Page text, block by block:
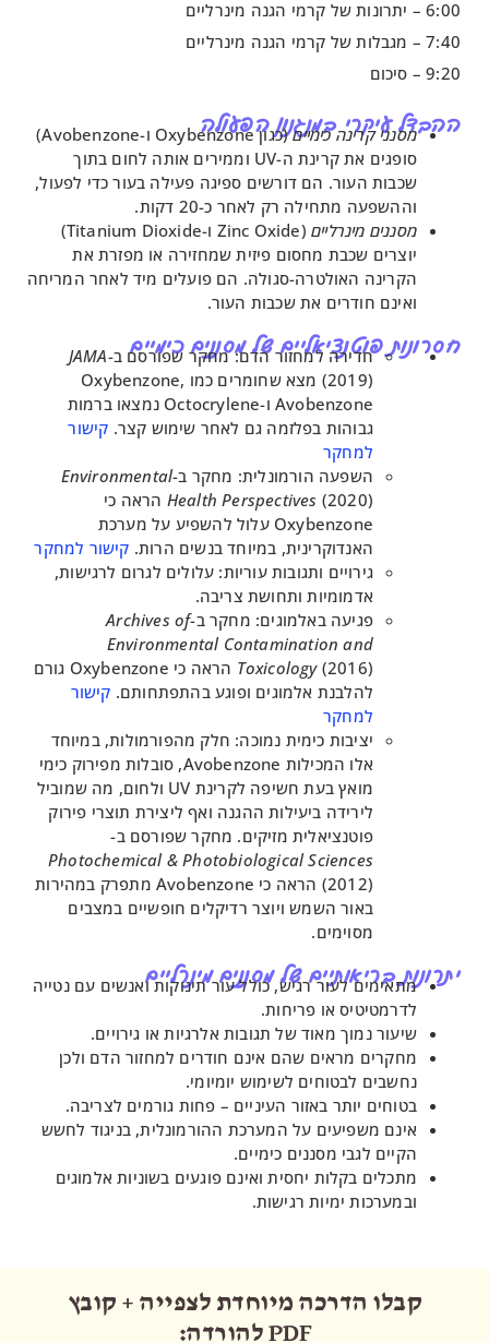
במנגנון הפעולה
קרינה כימיים
(כגון Oxybenzone ו-Avobenzone)
סופגים את קרינת ה-UV וממירים אותה לחום בתוך
העור. הם דורשים ספיגה פעילה בעור כדי לפעול,
מתחילה רק לאחר כ-20 דקות.
מינרליים
(Zinc Oxide ו-Titanium Dioxide)
שכבת מחסום פיזית שמחזירה או מפזרת את
האולטרה-סגולה. הם פועלים מיד לאחר המריחה
חודרים את שכבות העור.
של מסננים כימיים
חדירה למחזור הדם: מחקר שפורסם ב-JAMA
(2019) מצא שחומרים כמו Oxybenzone,
Avobenzone ו-Octocrylene נמצאו ברמות
גבוהות בפלזמה גם לאחר שימוש קצר.קישור
השפעה הורמונלית: מחקר ב-Environmental
Health Perspectives(2020) הראה כי
Oxybenzone עלול להשפיע על מערכת
האנדוקרינית, במיוחד בנשים הרות.קישור למחקר
גירויים ותגובות עוריות: עלולים לגרום לרגישות,
אדמומיות ותחושת צריבה.
פגיעה באלמוגים: מחקר ב-Archives of
Environmental Contamination and
Toxicology
(2016) הראה כי Oxybenzone גורם
להלבנת אלמוגים ופוגע בהתפתחותם. קישור
יציבות כימית נמוכה: חלק מהפורמולות, במיוחד
אלו המכילות Avobenzone, סובלות מפירוק כימי
מואץ בעת חשיפה לקרינת UV ולחום, מה שמוביל
לירידה ביעילות ההגנה ואף ליצירת תוצרי פירוק
פוטנציאלית מזיקים. מחקר שפורסם ב-
Photochemical & Photobiological Sciences
(2012) הראה כי Avobenzone מתפרק במהירות
באור השמש ויוצר רדיקלים חופשיים במצבים
של מסננים מינרליים
לעור רגיש, כולל עור תינוקות ואנשים עם נטייה
או פריחות.
נמוך מאוד של תגובות אלרגיות או גירויים.
מראים שהם אינם חודרים למחזור הדם ולכן
לבטוחים לשימוש יומיומי.
יותר באזור העיניים – פחות גורמים לצריבה.
משפיעים על המערכת ההורמונלית, בניגוד לחשש
לגבי מסננים כימיים.
בקלות יחסית ואינם פוגעים בשוניות אלמוגים
ימיות רגישות.
הדרכה מיוחדת לצפייה + קובץ